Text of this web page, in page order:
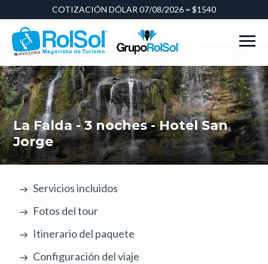
COTIZACIÓN DÓLAR 07/08/2026 = $1540
La Falda - 3 noches - Hotel San
Jorge
Servicios incluidos
Fotos del tour
Itinerario del paquete
Configuración del viaje